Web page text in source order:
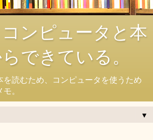
ンピュータと本
できている。
読むため、コンピュータを使うため
。
▼